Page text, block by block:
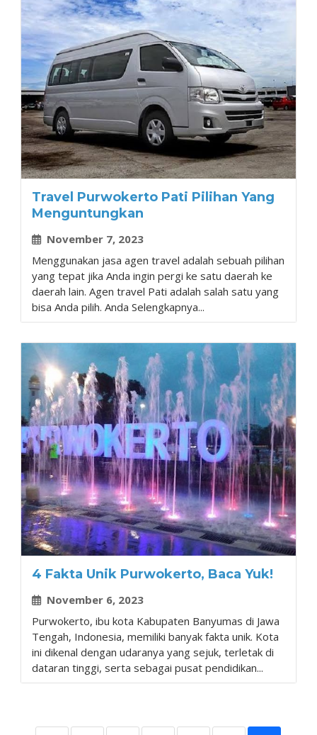
Travel Purwokerto Pati Pilihan Yang
Menguntungkan
November 7, 2023
Menggunakan jasa agen travel adalah sebuah pilihan
yang tepat jika Anda ingin pergi ke satu daerah ke
daerah lain. Agen travel Pati adalah salah satu yang
bisa Anda pilih. Anda Selengkapnya...
4 Fakta Unik Purwokerto, Baca Yuk!
November 6, 2023
Purwokerto, ibu kota Kabupaten Banyumas di Jawa
Tengah, Indonesia, memiliki banyak fakta unik. Kota
ini dikenal dengan udaranya yang sejuk, terletak di
dataran tinggi, serta sebagai pusat pendidikan...